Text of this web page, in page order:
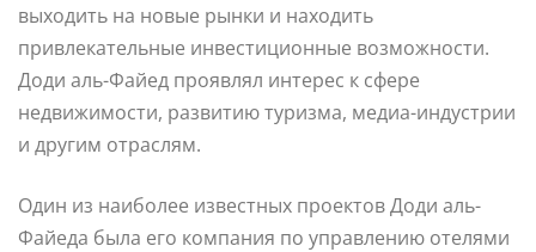
выходить на новые рынки и находить
привлекательные инвестиционные возможности.
Доди аль-Файед проявлял интерес к сфере
недвижимости, развитию туризма, медиа-индустрии
и другим отраслям.
Один из наиболее известных проектов Доди аль-
Файеда была его компания по управлению отелями